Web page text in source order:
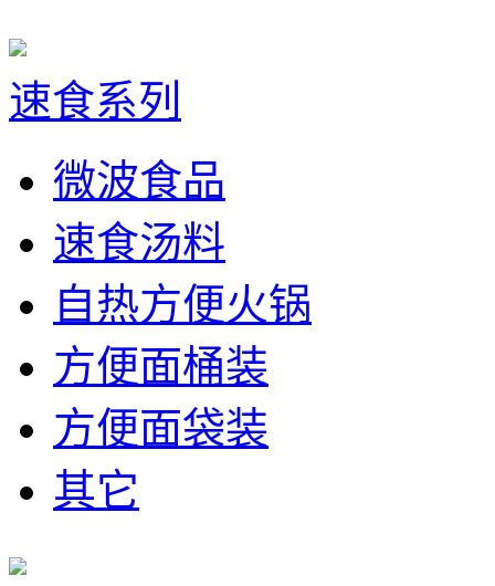
速食系列
微波食品
速食汤料
自热方便火锅
方便面桶装
方便面袋装
其它